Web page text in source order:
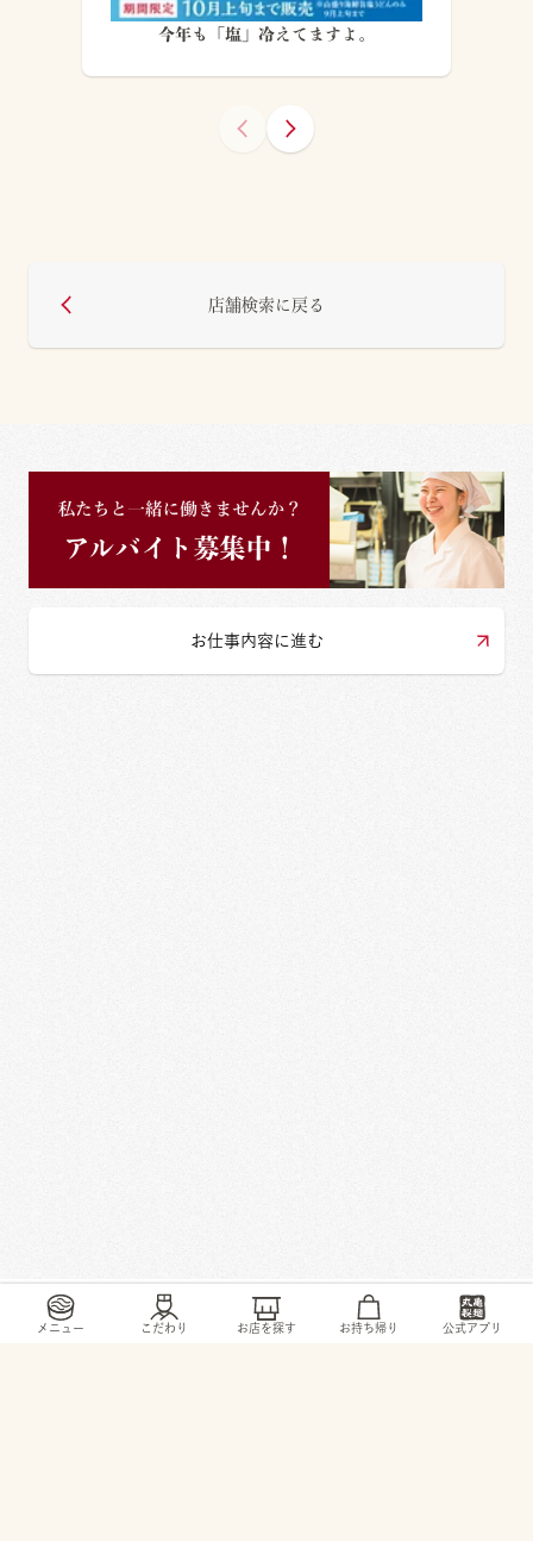
メニュー こだわり お店を探す お持ち帰り 公式アプリ
今年も「塩」冷えてますよ。
店舗検索に戻る
お仕事内容に進む
トップ / お店・ サービス / 西彼杵郡 時津町久留里郷247-1